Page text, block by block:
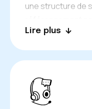
une structure de
surveillance
devez vous
pertinent pour
surtout pour
Lire plus